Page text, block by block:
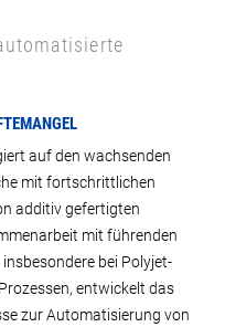
auf den wachsenden
mit fortschrittlichen
additiv gefertigten
mit führenden
bei Polyjet-
entwickelt das
zur Automatisierung von